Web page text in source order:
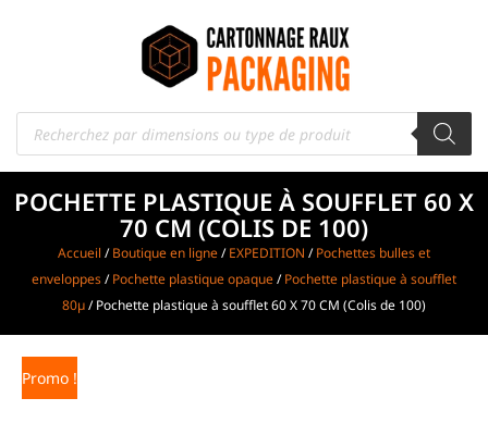
POCHETTE PLASTIQUE À SOUFFLET 60 X
70 CM (COLIS DE 100)
Accueil /Boutique en ligne/EXPEDITION /Pochettes bulles et
enveloppes/Pochette plastique opaque/Pochette plastique à soufflet
80µ/ Pochette plastique à soufflet 60 X 70 CM (Colis de 100)
Promo !